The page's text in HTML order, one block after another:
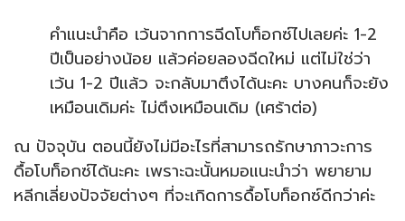
คำแนะนำคือ เว้นจากการฉีดโบท็อกซ์ไปเลยค่ะ 1-2
ปีเป็นอย่างน้อย แล้วค่อยลองฉีดใหม่ แต่ไม่ใช่ว่า
เว้น 1-2 ปีแล้ว จะกลับมาตึงได้นะคะ บางคนก็จะยัง
เหมือนเดิมค่ะ ไม่ตึงเหมือนเดิม (เศร้าต่อ)
ณ ปัจจุบัน ตอนนี้ยังไม่มีอะไรที่สามารถรักษาภาวะการ
ดื้อโบท็อกซ์ได้นะคะ เพราะฉะนั้นหมอแนะนำว่า พยายาม
หลีกเลี่ยงปัจจัยต่างๆ ที่จะเกิดการดื้อโบท็อกซ์ดีกว่าค่ะ